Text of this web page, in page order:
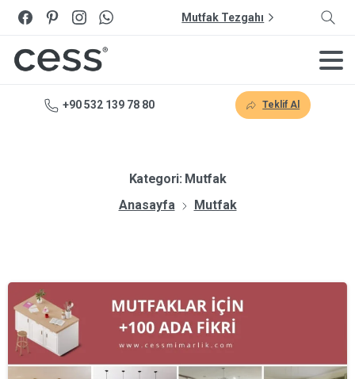
Mutfak Tezgahı
+90 532 139 78 80 Teklif Al
Kategori: Mutfak
Anasayfa
Mutfak